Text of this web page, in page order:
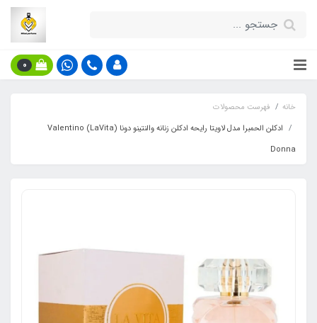
0
خانه
فهرست محصولات
ادکلن الحمبرا مدل لاویتا رایحه ادکلن زنانه والنتینو دونا (LaVita) Valentino
Donna